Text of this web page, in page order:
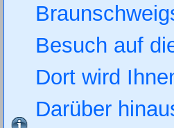
Besuch auf
Dort wird
Darüber